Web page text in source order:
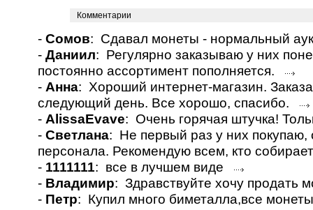
Комментарии
- Сомов: Сдавал монеты - нормальный
- Даниил: Регулярно заказываю у них
постоянно ассортимент пополняется.
- Анна: Хороший интернет-магазин.
следующий день. Все хорошо, спасибо.
- AlissaEvave: Очень горячая штучка!
- Светлана: Не первый раз у них
персонала. Рекомендую всем, кто
- 1111111: все в лучшем виде
- Владимир: Здравствуйте хочу продать
- Петр: Купил много биметалла,все